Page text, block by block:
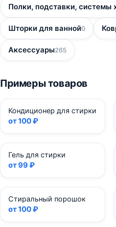
Полки, подставки, системы
Шторки для ванной0
Аксессуары265
Примеры товаров
Кондиционер для стирки
от 100 ₽
Гель для стирки
от 99 ₽
Стиральный порошок
от 100 ₽